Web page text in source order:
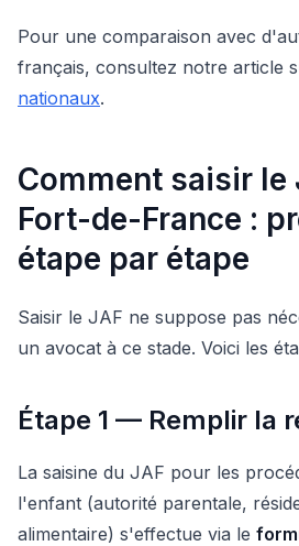
Pour une comparaison avec
français, consultez notre article
nationaux.
Comment saisir le
Fort-de-France :
étape par étape
Saisir le JAF ne suppose pas
un avocat à ce stade. Voici les
Étape 1 — Remplir la
La saisine du JAF pour les
l'enfant (autorité parentale,
alimentaire) s'effectue via le